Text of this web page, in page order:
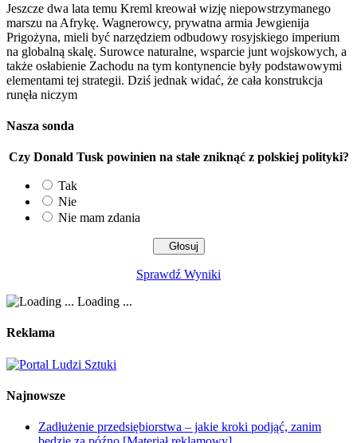
Jeszcze dwa lata temu Kreml kreował wizję niepowstrzymanego
marszu na Afrykę. Wagnerowcy, prywatna armia Jewgienija
Prigożyna, mieli być narzędziem odbudowy rosyjskiego imperium
na globalną skalę. Surowce naturalne, wsparcie junt wojskowych, a
także osłabienie Zachodu na tym kontynencie były podstawowymi
elementami tej strategii. Dziś jednak widać, że cała konstrukcja
runęła niczym
Nasza sonda
Czy Donald Tusk powinien na stałe zniknąć z polskiej polityki?
Tak
Nie
Nie mam zdania
Sprawdź Wyniki
Loading ...
Reklama
Najnowsze
Zadłużenie przedsiębiorstwa – jakie kroki podjąć, zanim